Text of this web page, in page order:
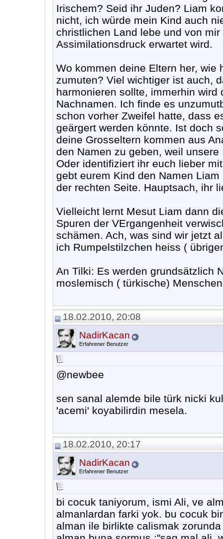
Irischem? Seid ihr Juden? Liam
nicht, ich würde mein Kind auch
christlichen Land lebe und von
Assimilationsdruck erwartet wird.
Wo kommen deine Eltern her, wie
zumuten? Viel wichtiger ist auch,
harmonieren sollte, immerhin
Nachnamen. Ich finde es
schon vorher Zweifel hatte, dass
geärgert werden könnte. Ist doch
deine Grosseltern kommen aus
den Namen zu geben, weil
Oder identifiziert ihr euch lieber
gebt eurem Kind den Namen
der rechten Seite. Hauptsach, ihr
Vielleicht lernt Mesut Liam dann
Spuren der VErgangenheit
schämen. Ach, was sind wir jetzt
ich Rumpelstilzchen heiss (
An Tilki: Es werden grundsätzlich
moslemisch ( türkische)
18.02.2010, 20:08
NadirKacan
Erfahrener Benutzer
@newbee
sen sanal alemde bile türk nicki
'acemi' koyabilirdin mesela.
18.02.2010, 20:17
NadirKacan
Erfahrener Benutzer
bi cocuk taniyorum, ismi Ali, ve
almanlardan farki yok. bu cocuk
alman ile birlikte calismak